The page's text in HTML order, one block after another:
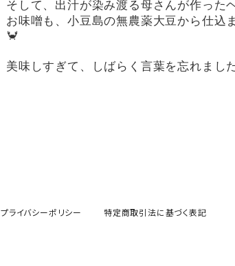
そして、出汁が染み渡る母さんが作った
お味噌も、小豆島の無農薬大豆から仕込
🦀
美味しすぎて、しばらく言葉を忘れまし
プライバシーポリシー 特定商取引法に基づく表記